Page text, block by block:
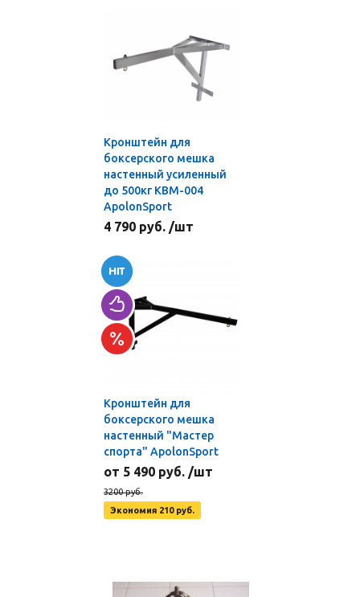
Кронштейн для
боксерского мешка
настенный усиленный
до 500кг KBM-004
ApolonSport
4 790 руб. /шт
Кронштейн для
боксерского мешка
настенный "Мастер
спорта" ApolonSport
от 5 490 руб. /шт
3200 руб.
Экономия 210 руб.